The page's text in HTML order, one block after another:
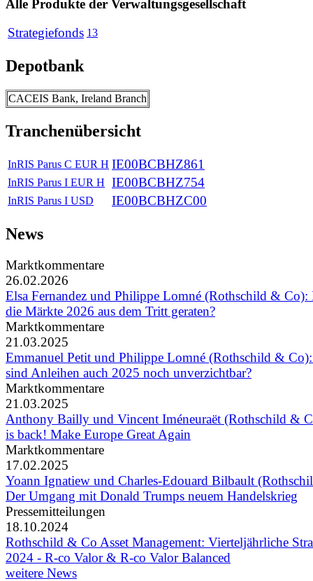
Alle Produkte der Verwaltungsgesellschaft
Strategiefonds 13
Depotbank
CACEIS Bank, Ireland Branch
Tranchenübersicht
InRIS Parus C EUR H IE00BCBHZ861
InRIS Parus I EUR H IE00BCBHZ754
InRIS Parus I USD IE00BCBHZC00
News
Marktkommentare
26.02.2026
Elsa Fernandez und Philippe Lomné (Rothschild & Co):
die Märkte 2026 aus dem Tritt geraten?
Marktkommentare
21.03.2025
Emmanuel Petit und Philippe Lomné (Rothschild &
sind Anleihen auch 2025 noch unverzichtbar?
Marktkommentare
21.03.2025
Anthony Bailly und Vincent Iméneuraët (Rothschild &
is back! Make Europe Great Again
Marktkommentare
17.02.2025
Yoann Ignatiew und Charles-Edouard Bilbault
Der Umgang mit Donald Trumps neuem Handelskrieg
Pressemitteilungen
18.10.2024
Rothschild & Co Asset Management: Vierteljährliche
2024 - R-co Valor & R-co Valor Balanced
weitere News